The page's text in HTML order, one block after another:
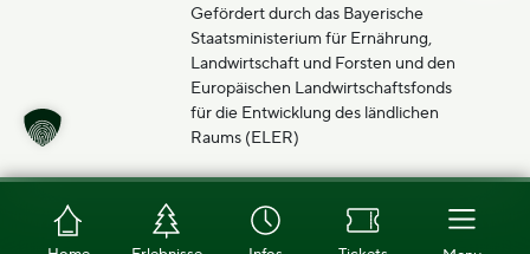
Gefördert durch das Bayerische
Staatsministerium für Ernährung,
Landwirtschaft und Forsten und den
Europäischen Landwirtschaftsfonds
für die Entwicklung des ländlichen
Raums (ELER)